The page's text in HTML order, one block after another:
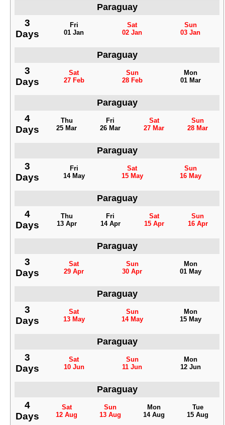
Paraguay
3
Days
Fri
01 Jan
Sat
02 Jan
Sun
03 Jan
Paraguay
3
Days
Sat
27 Feb
Sun
28 Feb
Mon
01 Mar
Paraguay
4
Days
Thu
25 Mar
Fri
26 Mar
Sat
27 Mar
Sun
28 Mar
Paraguay
3
Days
Fri
14 May
Sat
15 May
Sun
16 May
Paraguay
4
Days
Thu
13 Apr
Fri
14 Apr
Sat
15 Apr
Sun
16 Apr
Paraguay
3
Days
Sat
29 Apr
Sun
30 Apr
Mon
01 May
Paraguay
3
Days
Sat
13 May
Sun
14 May
Mon
15 May
Paraguay
3
Days
Sat
10 Jun
Sun
11 Jun
Mon
12 Jun
Paraguay
4
Days
Sat
12 Aug
Sun
13 Aug
Mon
14 Aug
Tue
15 Aug